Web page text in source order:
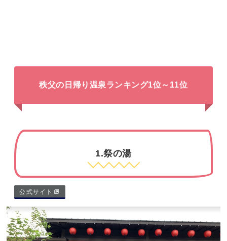
秩父の日帰り温泉ランキング1位～11位
1.祭の湯
公式サイト